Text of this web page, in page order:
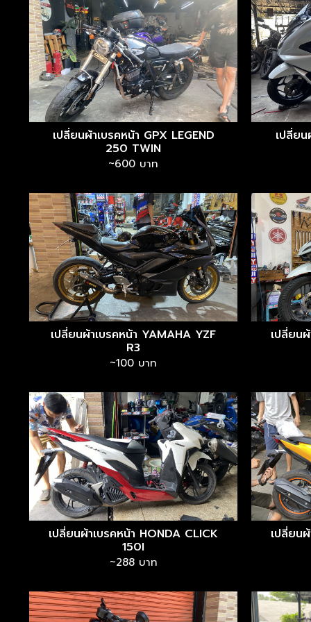
เปลี่ยนผ้าเบรคหน้า GPX LEGEND
250 TWIN
~600 บาท
เปลี่ย
เปลี่ยนผ้าเบรคหน้า YAMAHA YZF
R3
~100 บาท
เปลี่ยน
เปลี่ยนผ้าเบรคหน้า HONDA CLICK
150I
~288 บาท
เปลี่ยน